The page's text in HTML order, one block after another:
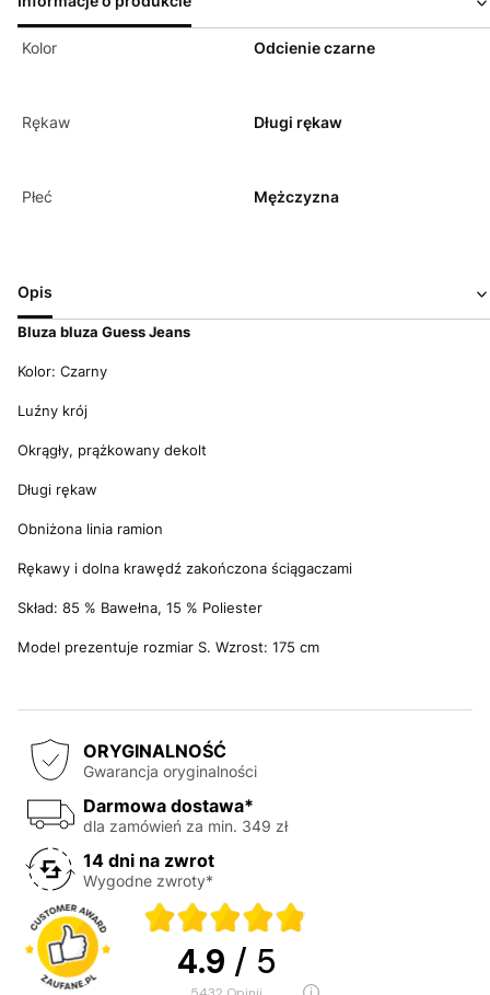
Kolor Odcienie czarne
Rękaw Długi rękaw
Płeć Mężczyzna
Opis
Bluza bluza Guess Jeans
Kolor: Czarny
Luźny krój
Okrągły, prążkowany dekolt
Długi rękaw
Obniżona linia ramion
Rękawy i dolna krawędź zakończona ściągaczami
Skład: 85 % Bawełna, 15 % Poliester
Model prezentuje rozmiar S. Wzrost: 175 cm
ORYGINALNOŚĆ
Gwarancja oryginalności
Darmowa dostawa*
dla zamówień za min. 349 zł
14 dni na zwrot
Wygodne zwroty*
4.9 / 5